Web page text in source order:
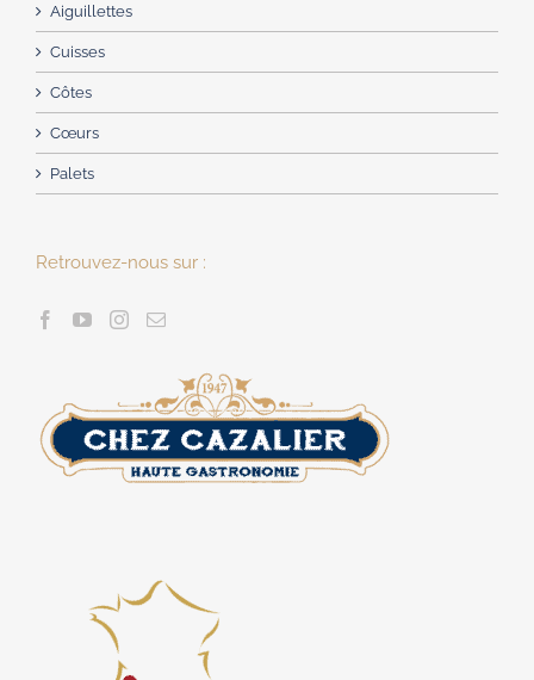
Aiguillettes
Cuisses
Côtes
Cœurs
Palets
Retrouvez-nous sur :